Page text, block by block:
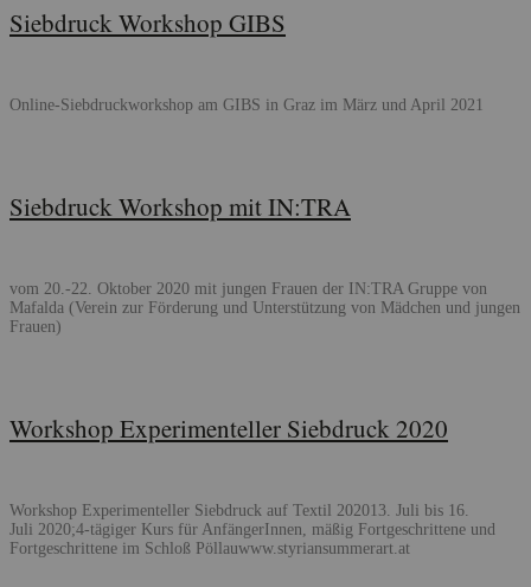
Siebdruck Workshop GIBS
Online-Siebdruckworkshop am GIBS in Graz im März und April 2021
Siebdruck Workshop mit IN:TRA
vom 20.-22. Oktober 2020 mit jungen Frauen der IN:TRA Gruppe von
Mafalda (Verein zur Förderung und Unterstützung von Mädchen und jungen
Frauen)
Workshop Experimenteller Siebdruck 2020
Workshop Experimenteller Siebdruck auf Textil 202013. Juli bis 16.
Juli 2020;4-tägiger Kurs für AnfängerInnen, mäßig Fortgeschrittene und
Fortgeschrittene im Schloß Pöllauwww.styriansummerart.at